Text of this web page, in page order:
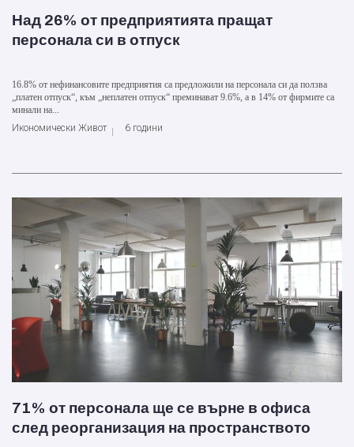
Над 26% от предприятията пращат
персонала си в отпуск
16.8% от нефинансовите предприятия са предложили на персонала си да ползва
„платен отпуск“, към „неплатен отпуск“ преминават 9.6%, а в 14% от фирмите са
минали на...
Икономически Живот
6 години
71% от персонала ще се върне в офиса
след реорганизация на пространството